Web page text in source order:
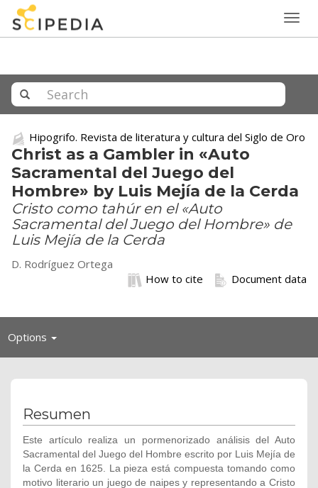
Hipogrifo. Revista de literatura y cultura del Siglo de Oro
Christ as a Gambler in «Auto
Sacramental del Juego del
Hombre» by Luis Mejía de la Cerda
Cristo como tahúr en el «Auto
Sacramental del Juego del Hombre» de
Luis Mejía de la Cerda
D. Rodríguez Ortega
Document data
How to cite
Options Toggle
Resumen
Este artículo realiza un pormenorizado análisis del Auto
Sacramental del Juego del Hombre escrito por Luis Mejía de
la Cerda en 1625. La pieza está compuesta tomando como
motivo literario un juego de naipes y representando a Cristo